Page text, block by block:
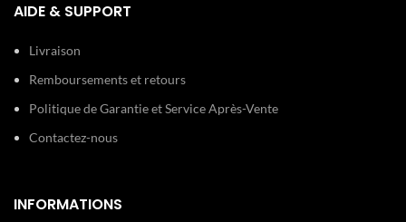
AIDE & SUPPORT
Livraison
Remboursements et retours
Politique de Garantie et Service Après-Vente
Contactez-nous
INFORMATIONS